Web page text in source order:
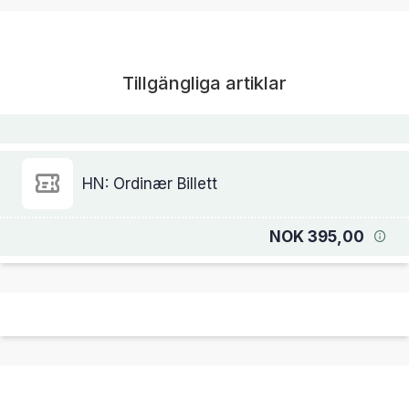
Tillgängliga artiklar
HN: Ordinær Billett
NOK 395,00